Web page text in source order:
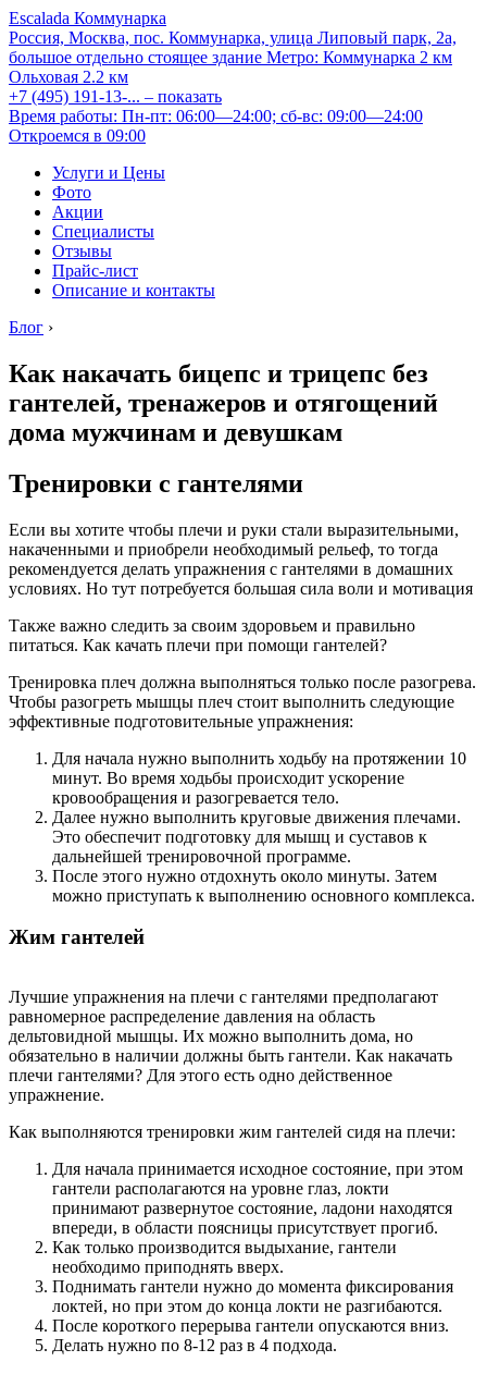
Escalada Коммунарка
Россия, Москва, пос. Коммунарка, улица Липовый парк, 2а,
большое отдельно стоящее здание Метро: Коммунарка 2 км
Ольховая 2.2 км
+7 (495) 191-13-... – показать
Время работы: Пн-пт: 06:00—24:00; сб-вс: 09:00—24:00
Откроемся в 09:00
Услуги и Цены
Фото
Акции
Специалисты
Отзывы
Прайс-лист
Описание и контакты
Блог ›
Как накачать бицепс и трицепс без
гантелей, тренажеров и отягощений
дома мужчинам и девушкам
Тренировки с гантелями
Если вы хотите чтобы плечи и руки стали выразительными,
накаченными и приобрели необходимый рельеф, то тогда
рекомендуется делать упражнения с гантелями в домашних
условиях. Но тут потребуется большая сила воли и мотивация
Также важно следить за своим здоровьем и правильно
питаться. Как качать плечи при помощи гантелей?
Тренировка плеч должна выполняться только после разогрева.
Чтобы разогреть мышцы плеч стоит выполнить следующие
эффективные подготовительные упражнения:
Для начала нужно выполнить ходьбу на протяжении 10
минут. Во время ходьбы происходит ускорение
кровообращения и разогревается тело.
Далее нужно выполнить круговые движения плечами.
Это обеспечит подготовку для мышц и суставов к
дальнейшей тренировочной программе.
После этого нужно отдохнуть около минуты. Затем
можно приступать к выполнению основного комплекса.
Жим гантелей
Лучшие упражнения на плечи с гантелями предполагают
равномерное распределение давления на область
дельтовидной мышцы. Их можно выполнить дома, но
обязательно в наличии должны быть гантели. Как накачать
плечи гантелями? Для этого есть одно действенное
упражнение.
Как выполняются тренировки жим гантелей сидя на плечи:
Для начала принимается исходное состояние, при этом
гантели располагаются на уровне глаз, локти
принимают развернутое состояние, ладони находятся
впереди, в области поясницы присутствует прогиб.
Как только производится выдыхание, гантели
необходимо приподнять вверх.
Поднимать гантели нужно до момента фиксирования
локтей, но при этом до конца локти не разгибаются.
После короткого перерыва гантели опускаются вниз.
Делать нужно по 8-12 раз в 4 подхода.